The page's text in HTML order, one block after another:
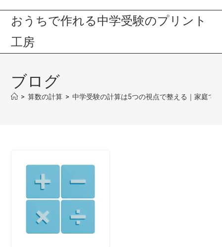
おうちで作れる中学受験のプリント
工房
ブログ
> 算数の計算 > 中学受験の計算は5つの視点で整える｜家庭で